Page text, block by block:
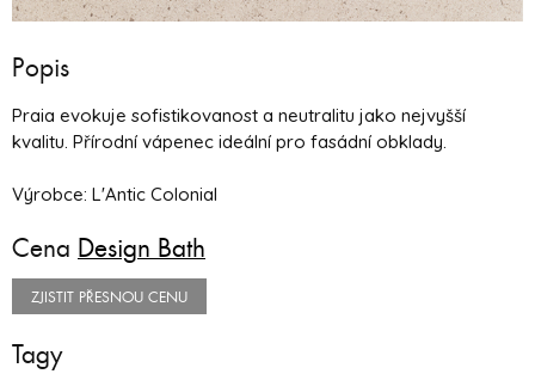
Popis
Praia evokuje sofistikovanost a neutralitu jako nejvyšší
kvalitu. Přírodní vápenec ideální pro fasádní obklady.
Výrobce: L'Antic Colonial
Cena Design Bath
ZJISTIT PŘESNOU CENU
Tagy